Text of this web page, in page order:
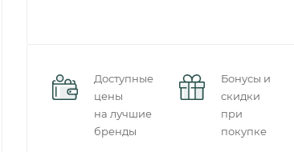
Доступные
цены
на лучшие
бренды
Бонусы и
скидки
при
покупке